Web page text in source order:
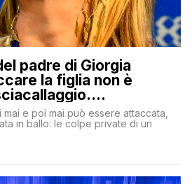
padre di Giorgia
la figlia non è
diversi
mai e poi mai può essere attaccata,
in ballo: le colpe private di un